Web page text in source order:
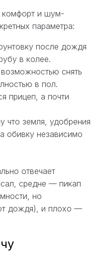
и шум-
параметра:
после дождя
в колее.
снять
в пол.
прицеп, а почти
что земля, удобрения
обивку независимо
отвечает
средне — пикап
но
дождя), и плохо —